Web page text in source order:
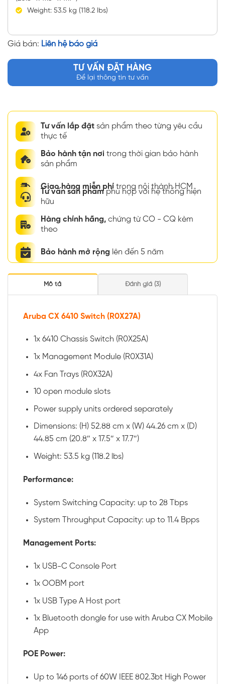
Weight: 53.5 kg (118.2 lbs)
Giá bán: Liên hệ báo giá
TƯ VẤN ĐẶT HÀNG
Để lại thông tin tư vấn
Tư vấn lắp đặt sản phẩm theo từng yêu cầu
thực tế
Bảo hành tận nơi trong thời gian bảo hành
sản phẩm
Giao hàng miễn phí trong nội thành HCM
Tư vấn sản phẩmphù hợp với hệ thống hiện
hữu
Hàng chính hãng, chứng từ CO - CQ kèm
theo
Bảo hành mở rộng lên đến 5 năm
Mô tả Đánh giá (3)
Aruba CX 6410 Switch (R0X27A)
1x 6410 Chassis Switch (R0X25A)
1x Management Module (R0X31A)
4x Fan Trays (R0X32A)
10 open module slots
Power supply units ordered separately
Dimensions: (H) 52.88 cm x (W) 44.26 cm x (D)
44.85 cm (20.8″ x 17.5″ x 17.7″)
Weight: 53.5 kg (118.2 lbs)
Performance:
System Switching Capacity: up to 28 Tbps
System Throughput Capacity: up to 11.4 Bpps
Management Ports:
1x USB-C Console Port
1x OOBM port
1x USB Type A Host port
1x Bluetooth dongle for use with Aruba CX Mobile
App
POE Power:
Up to 146 ports of 60W IEEE 802.3bt High Power